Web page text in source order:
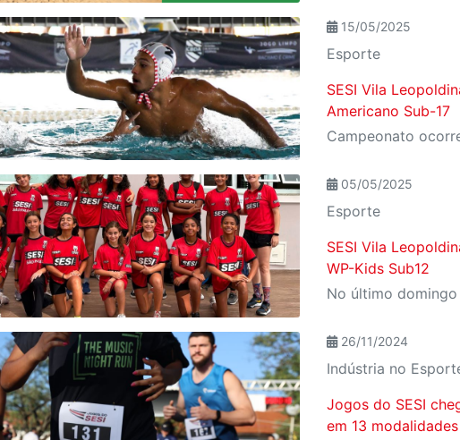
15/05/2025
Esporte
SESI Vila
Americano Sub-17
05/05/2025
Esporte
SESI Vila
WP-Kids Sub12
26/11/2024
Indústria no
Jogos do SESI
em 13